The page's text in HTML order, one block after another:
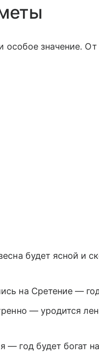
особое значение.
будет ясной и
на Сретение —
— уродится
— год будет богат